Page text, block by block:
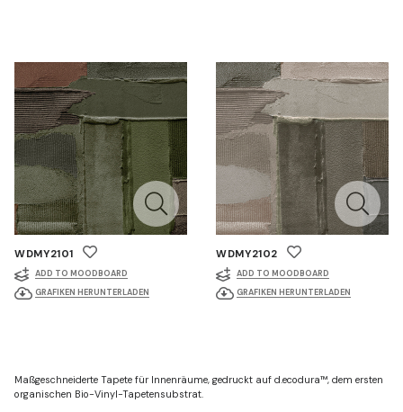
WDMY2101
ADD TO MOODBOARD
GRAFIKEN HERUNTERLADEN
WDMY2102
ADD TO MOODBOARD
GRAFIKEN HERUNTERLADEN
Maßgeschneiderte Tapete für Innenräume, gedruckt auf d.ecodura™, dem ersten
organischen Bio-Vinyl-Tapetensubstrat.